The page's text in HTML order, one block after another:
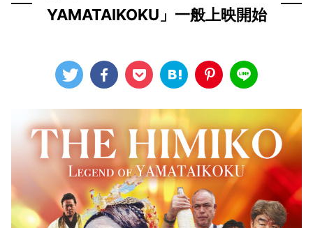
YAMATAIKOKU」一般上映開始